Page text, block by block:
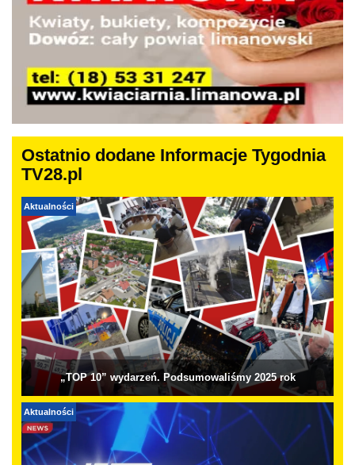
Ostatnio dodane Informacje Tygodnia
TV28.pl
Aktualności
„TOP 10” wydarzeń. Podsumowaliśmy 2025 rok
Aktualności